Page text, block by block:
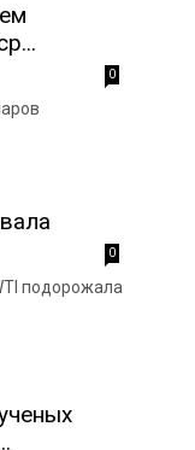
0
0
подорожала